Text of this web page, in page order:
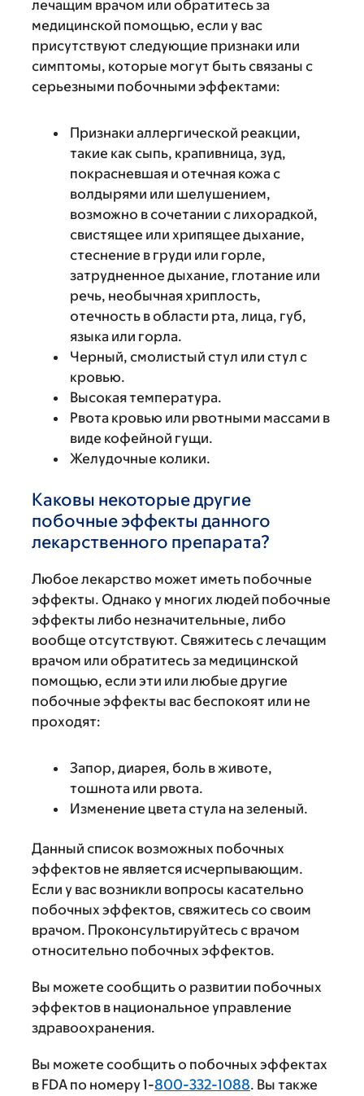
лечащим врачом или обратитесь за
медицинской помощью, если у вас
присутствуют следующие признаки или
симптомы, которые могут быть связаны с
серьезными побочными эффектами:
Признаки аллергической реакции,
такие как сыпь, крапивница, зуд,
покрасневшая и отечная кожа с
волдырями или шелушением,
возможно в сочетании с лихорадкой,
свистящее или хрипящее дыхание,
стеснение в груди или горле,
затрудненное дыхание, глотание или
речь, необычная хриплость,
отечность в области рта, лица, губ,
языка или горла.
Черный, смолистый стул или стул с
кровью.
Высокая температура.
Рвота кровью или рвотными массами в
виде кофейной гущи.
Желудочные колики.
Каковы некоторые другие
побочные эффекты данного
лекарственного препарата?
Любое лекарство может иметь побочные
эффекты. Однако у многих людей побочные
эффекты либо незначительные, либо
вообще отсутствуют. Свяжитесь с лечащим
врачом или обратитесь за медицинской
помощью, если эти или любые другие
побочные эффекты вас беспокоят или не
проходят:
Запор, диарея, боль в животе,
тошнота или рвота.
Изменение цвета стула на зеленый.
Данный список возможных побочных
эффектов не является исчерпывающим.
Если у вас возникли вопросы касательно
побочных эффектов, свяжитесь со своим
врачом. Проконсультируйтесь с врачом
относительно побочных эффектов.
Вы можете сообщить о развитии побочных
эффектов в национальное управление
здравоохранения.
Вы можете сообщить о побочных эффектах
в FDA по номеру 1-800-332-1088. Вы также